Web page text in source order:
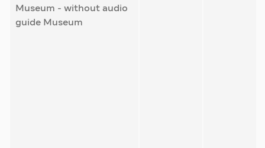
Museum - without audio
guide Museum